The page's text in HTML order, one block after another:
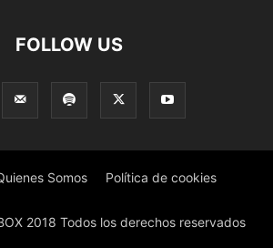
FOLLOW US
Somos Política de cookies
2018 Todos los derechos reservados